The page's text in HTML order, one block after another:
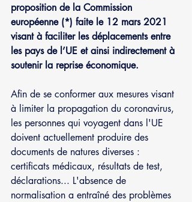
proposition de la Commission
européenne (*) faite le 12 mars 2021
visant à faciliter les déplacements entre
les pays de l’UE et ainsi indirectement à
soutenir la reprise économique.
Afin de se conformer aux mesures visant
à limiter la propagation du coronavirus,
les personnes qui voyagent dans l'UE
doivent actuellement produire des
documents de natures diverses :
certificats médicaux, résultats de test,
déclarations... L'absence de
normalisation a entraîné des problèmes